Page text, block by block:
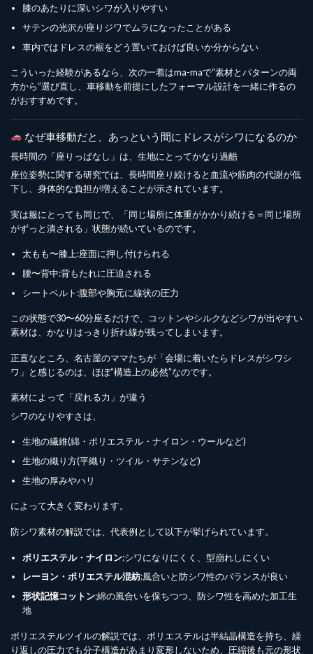
膝のあたりに深いシワが入りやすい
サテンの光沢が座りジワでムラになったことがある
車内ではドレスの裾をどう置いておけば良いか分からない
こういった経験があるなら、次の一着はma-maで“素材とパターンの両
方から”選び直し、車移動を前提にしたフォーマル設計を一緒に作るの
がおすすめです。
なぜ車移動だと、あっという間にドレスがシワになるのか
長時間の「座りっぱなし」は、生地にとってかなり過酷
座位姿勢に関する研究では、長時間座り続けると血流や筋肉の代謝が低
下し、身体的な負担が増えることが示されています。
実は服にとっても同じで、「同じ場所に体重がかかり続ける＝同じ場所
がずっと潰される」状態が続いているのです。
太もも〜膝上:座面に押し付けられる
腰〜背中:背もたれに圧迫される
シートベルト:腹部や胸元に線状の圧力
この状態で30〜60分座るだけで、コットンやシルクなどシワが出やすい
素材は、かなりはっきり折れ線が残ってしまいます。
正直なところ、名古屋のママたちが「会場に着いたらドレスがシワシ
ワ」と感じるのは、ほぼ“構造上の必然”なのです。
素材によって「戻れる力」が違う
シワのなりやすさは、
生地の繊維(綿・ポリエステル・ナイロン・ウールなど)
生地の織り方(平織り・ツイル・サテンなど)
生地の厚みやハリ
によって大きく変わります。
防シワ素材の解説では、代表例として以下が挙げられています。
ポリエステル・ナイロン:シワになりにくく、型崩れしにくい
レーヨン・ポリエステル混紡:風合いと防シワ性のバランスが良い
形状記憶コットン:綿の風合いを保ちつつ、防シワ性を高めた加工生
地
ポリエステルツイルの解説では、ポリエステルは半結晶構造を持ち、繰
り返しの圧力でも分子構造があまり変形しないため、圧縮後も元の形状